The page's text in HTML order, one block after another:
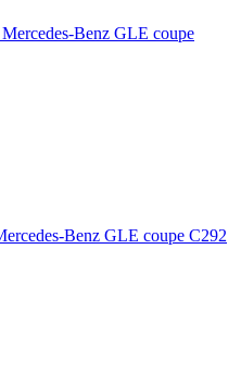
Benz GLE coupe
Benz GLE coupe C292